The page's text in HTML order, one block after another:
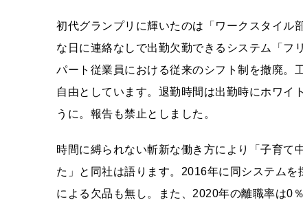
初代グランプリに輝いたのは「ワークスタイル
な日に連絡なしで出勤欠勤できるシステム「フ
パート従業員における従来のシフト制を撤廃。
自由としています。退勤時間は出勤時にホワイ
うに。報告も禁止としました。
時間に縛られない斬新な働き方により「子育て
た」と同社は語ります。2016年に同システム
による欠品も無し。また、2020年の離職率は0